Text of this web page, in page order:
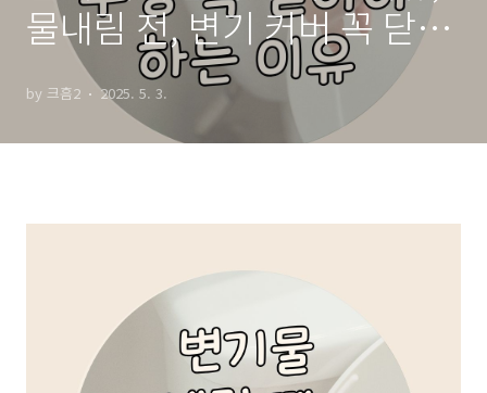
물내림 전, 변기 커버 꼭 닫으
세요!
by 크흠2 2025. 5. 3.